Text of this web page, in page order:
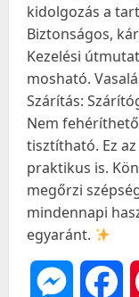
kidolgozás a
Biztonságos,
Kezelési
mosható.
Szárítás:
Nem
tisztítható. Ez
praktikus is.
megőrzi
mindennapi
egyaránt.